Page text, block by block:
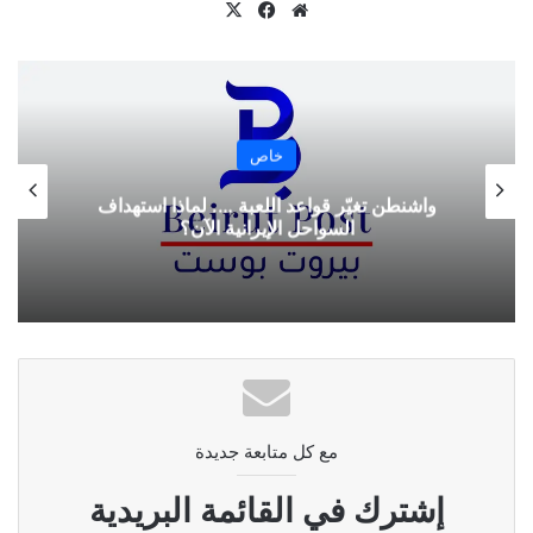
موقع
فيسبوك
خاص
واشنطن تغيّر قواعد اللعبة …. لماذا استهداف
السواحل الإيرانية الآن؟
مع كل متابعة جديدة
إشترك في القائمة البريدية